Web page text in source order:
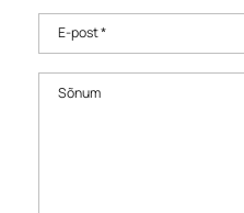
E-post *
Sõnum